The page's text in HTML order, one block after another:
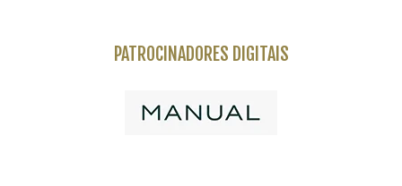
PATROCINADORES DIGITAIS